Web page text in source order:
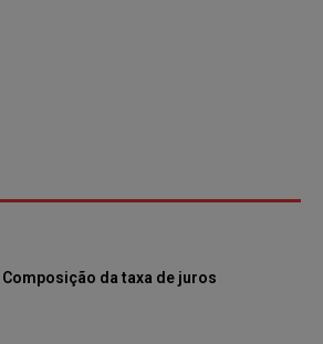
Composição da taxa de juros